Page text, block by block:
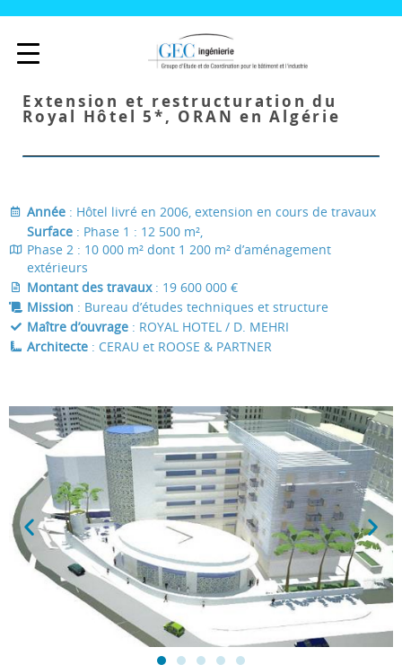
Extension et restructuration du
Royal Hôtel 5*, ORAN en Algérie
Année : Hôtel livré en 2006, extension en cours de travaux
Surface : Phase 1 : 12 500 m²,
Phase 2 : 10 000 m² dont 1 200 m² d’aménagement
extérieurs
Montant des travaux : 19 600 000 €
Mission : Bureau d’études techniques et structure
Maître d’ouvrage : ROYAL HOTEL / D. MEHRI
Architecte : CERAU et ROOSE & PARTNER